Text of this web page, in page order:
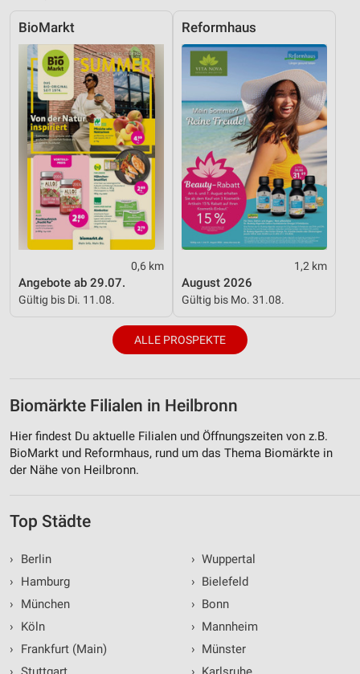
BioMarkt
0,6 km
Angebote ab 29.07.
Gültig bis Di. 11.08.
Reformhaus
1,2 km
August 2026
Gültig bis Mo. 31.08.
ALLE PROSPEKTE
Biomärkte Filialen in Heilbronn
Hier findest Du aktuelle Filialen und Öffnungszeiten von z.B.
BioMarkt und Reformhaus, rund um das Thema Biomärkte in
der Nähe von Heilbronn.
Top Städte
›
Berlin
›
Hamburg
›
München
›
Köln
›
Frankfurt (Main)
› Wuppertal
› Bielefeld
› Bonn
› Mannheim
› Münster
Performance
Funktional
Werbung